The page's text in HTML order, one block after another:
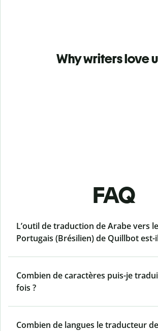
Why writers love
FAQ
L’outil de traduction de Arabe vers le
Portugais (Brésilien) de Quillbot est-
Combien de caractères puis-je
fois ?
Combien de langues le traducteur